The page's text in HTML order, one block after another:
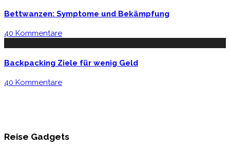
Bettwanzen: Symptome und Bekämpfung
40 Kommentare
Backpacking Ziele für wenig Geld
40 Kommentare
Reise Gadgets